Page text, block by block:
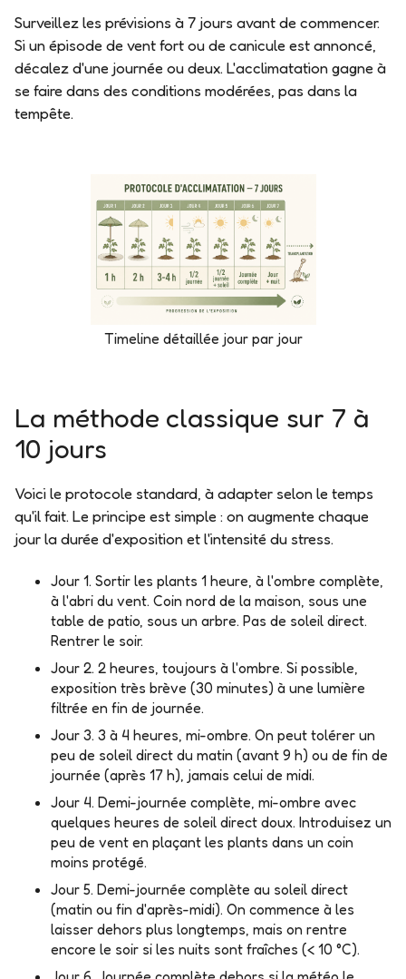
Surveillez les prévisions à 7 jours avant de commencer.
Si un épisode de vent fort ou de canicule est annoncé,
décalez d'une journée ou deux. L'acclimatation gagne à
se faire dans des conditions modérées, pas dans la
tempête.
Timeline détaillée jour par jour
La méthode classique sur 7 à
10 jours
Voici le protocole standard, à adapter selon le temps
qu'il fait. Le principe est simple : on augmente chaque
jour la durée d'exposition et l'intensité du stress.
Jour 1. Sortir les plants 1 heure, à l'ombre complète,
à l'abri du vent. Coin nord de la maison, sous une
table de patio, sous un arbre. Pas de soleil direct.
Rentrer le soir.
Jour 2. 2 heures, toujours à l'ombre. Si possible,
exposition très brève (30 minutes) à une lumière
filtrée en fin de journée.
Jour 3. 3 à 4 heures, mi-ombre. On peut tolérer un
peu de soleil direct du matin (avant 9 h) ou de fin de
journée (après 17 h), jamais celui de midi.
Jour 4. Demi-journée complète, mi-ombre avec
quelques heures de soleil direct doux. Introduisez un
peu de vent en plaçant les plants dans un coin
moins protégé.
Jour 5. Demi-journée complète au soleil direct
(matin ou fin d'après-midi). On commence à les
laisser dehors plus longtemps, mais on rentre
encore le soir si les nuits sont fraîches (< 10 °C).